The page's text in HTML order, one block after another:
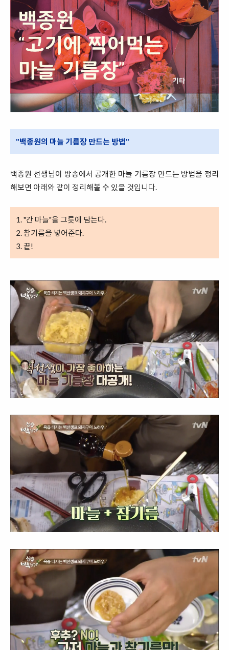
"백종원의 마늘 기름장 만드는 방법"
백종원 선생님이 방송에서 공개한 마늘 기름장 만드는 방법을 정리
해보면 아래와 같이 정리해볼 수 있을 것입니다.
1. "간 마늘"을 그릇에 담는다.
2. 참기름을 넣어준다.
3. 끝!